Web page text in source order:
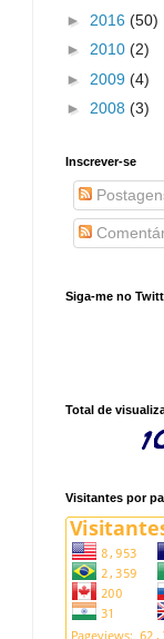
► 2016 (50)
► 2010 (2)
► 2009 (4)
► 2008 (3)
Inscrever-se
Siga-me no
Total de
Visitantes por